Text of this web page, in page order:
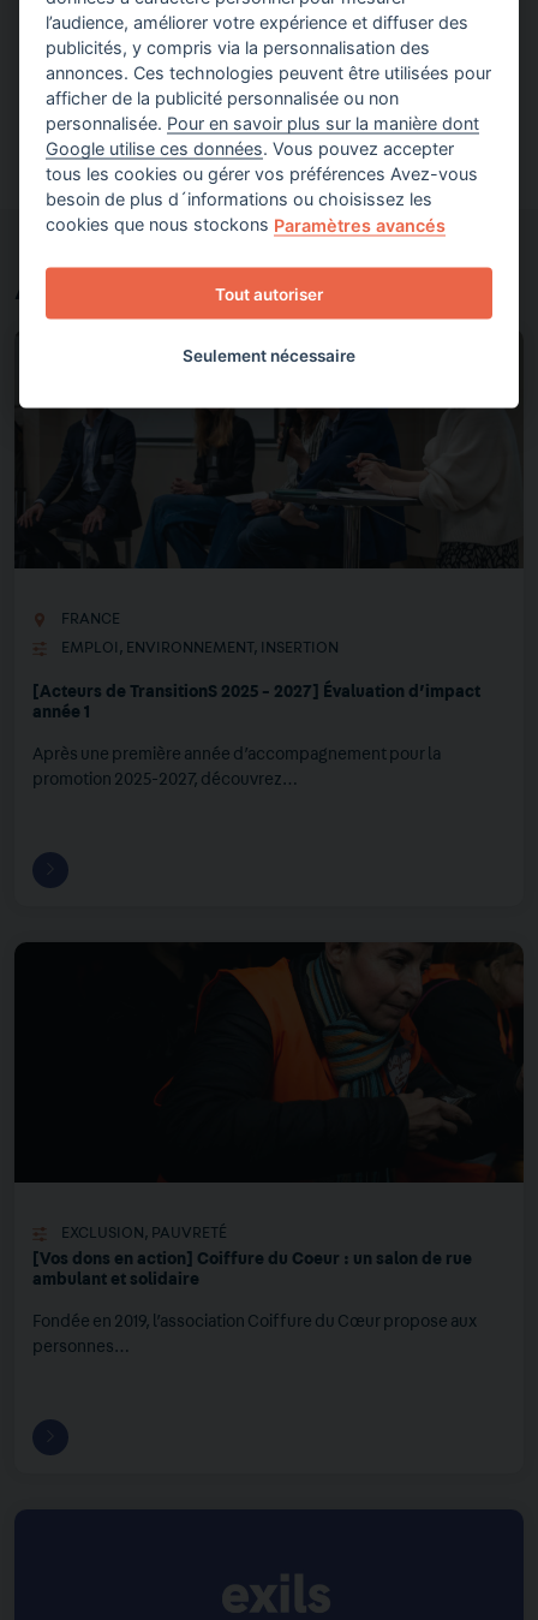
Tous les projets
Découvrir
À découvrir aussi
FRANCE
EMPLOI , ENVIRONNEMENT, INSERTION
[Acteurs de TransitionS 2025 - 2027] Évaluation d’impact
année 1
Après une première année d’accompagnement pour la
promotion 2025-2027, découvrez…
EXCLUSION , PAUVRETÉ
[Vos dons en action] Coiffure du Coeur : un salon de rue
ambulant et solidaire
Fondée en 2019, l’association Coiffure du Cœur propose aux
personnes…
l’audience, améliorer votre expérience et diffuser des
publicités, y compris via la personnalisation des
annonces. Ces technologies peuvent être utilisées pour
afficher de la publicité personnalisée ou non
personnalisée. Pour en savoir plus sur la manière dont
Google utilise ces données. Vous pouvez accepter
tous les cookies ou gérer vos préférences Avez-vous
besoin de plus d´informations ou choisissez les
cookies que nous stockons Paramètres avancés
Tout autoriser
Seulement nécessaire